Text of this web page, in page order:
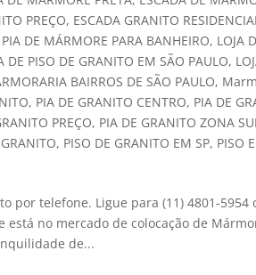
PREÇO, ESCADA GRANITO RESIDENCIAL
PIA DE MÁRMORE PARA BANHEIRO, LOJA
DE PISO DE GRANITO EM SÃO PAULO,
BAIRROS DE SÃO PAULO,
, PIA DE GRANITO CENTRO, PIA DE
PREÇO, PIA DE GRANITO ZONA SUL
, PISO DE GRANITO EM SP, PISO
telefone. Ligue para (11) 4801-5954
no mercado de colocação de
de...